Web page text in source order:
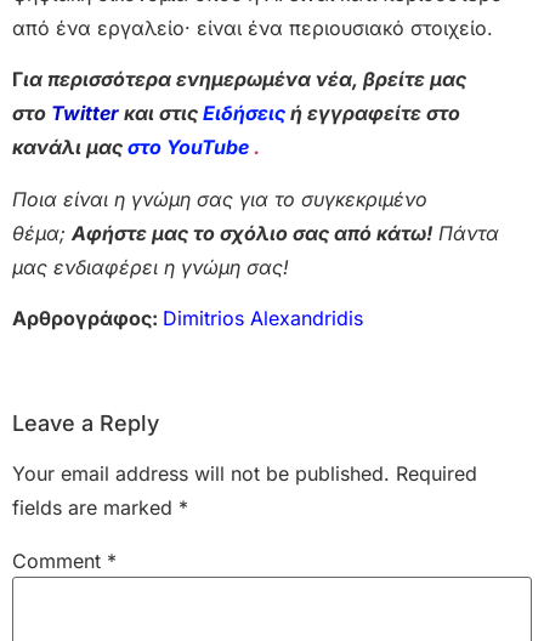
από ένα εργαλείο· είναι ένα περιουσιακό στοιχείο.
Για περισσότερα ενημερωμένα νέα, βρείτε μας
στο Twitter και στις Ειδήσεις ή εγγραφείτε στο
κανάλι μας στο YouTube .
Ποια είναι η γνώμη σας για το συγκεκριμένο
θέμα; Αφήστε μας το σχόλιο σας από κάτω! Πάντα
μας ενδιαφέρει η γνώμη σας!
Αρθρογράφος: Dimitrios Alexandridis
Leave a Reply
Your email address will not be published. Required
fields are marked *
Comment *